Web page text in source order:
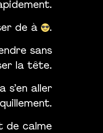
de à .
sans
la tête.
s’en aller
de calme